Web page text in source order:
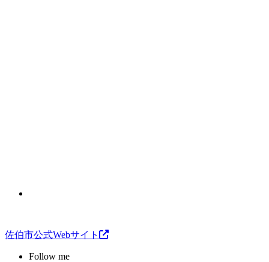
佐伯市公式Webサイト
Follow me